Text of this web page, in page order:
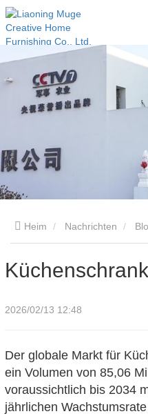
Heim Nachrichten
2026/02/13 12:48
Der globale Markt für
ein Volumen von 85,06
voraussichtlich bis 2034
jährlichen